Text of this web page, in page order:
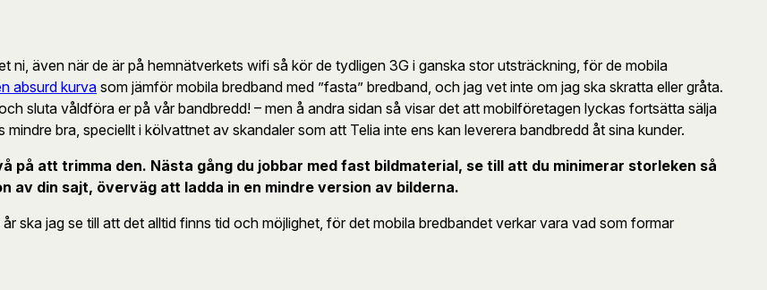
ni, även när de är på hemnätverkets wifi så kör de tydligen 3G i ganska stor utsträckning, för de mobila
absurd kurva som jämför mobila bredband med ”fasta” bredband, och jag vet inte om jag ska skratta eller gråta.
sluta våldföra er på vår bandbredd! – men å andra sidan så visar det att mobilföretagen lyckas fortsätta sälja
bra, speciellt i kölvattnet av skandaler som att Telia inte ens kan leverera bandbredd åt sina kunder.
på att trimma den. Nästa gång du jobbar med fast bildmaterial, se till att du minimerar storleken så
av din sajt, överväg att ladda in en mindre version av bilderna.
ska jag se till att det alltid finns tid och möjlighet, för det mobila bredbandet verkar vara vad som formar